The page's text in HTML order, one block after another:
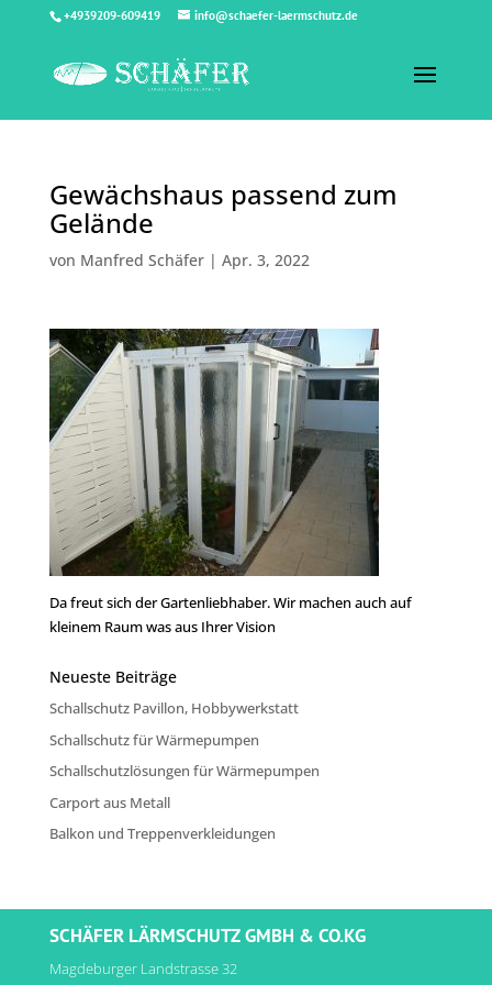
+4939209-609419 info@schaefer-laermschutz.de
Gewächshaus passend zum
Gelände
von Manfred Schäfer| Apr. 3, 2022
Da freut sich der Gartenliebhaber. Wir machen auch auf
kleinem Raum was aus Ihrer Vision
Neueste Beiträge
Schallschutz Pavillon, Hobbywerkstatt
Schallschutz für Wärmepumpen
Schallschutzlösungen für Wärmepumpen
Carport aus Metall
Balkon und Treppenverkleidungen
SCHÄFER LÄRMSCHUTZ GMBH & CO.KG
Magdeburger Landstrasse 32